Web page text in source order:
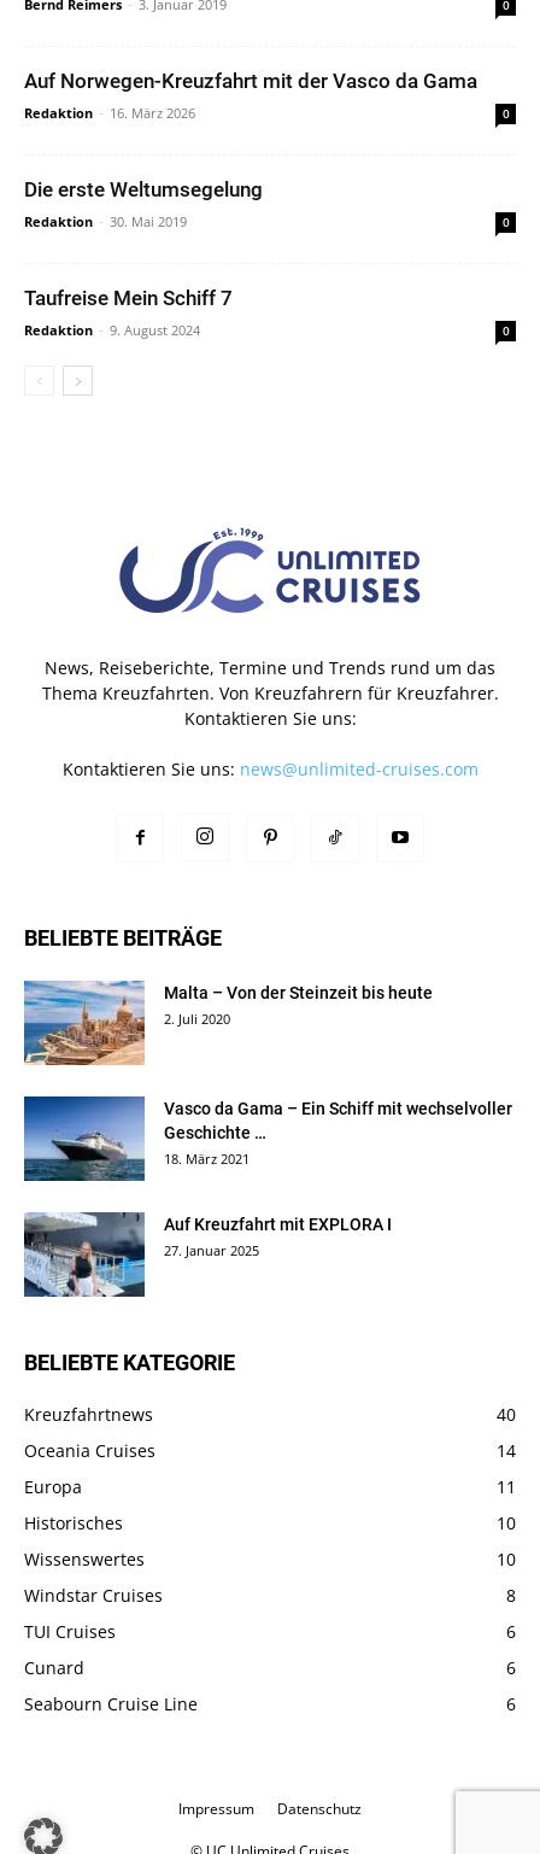
Bernd Reimers - 3. Januar 2019 0
Auf Norwegen-Kreuzfahrt mit der Vasco da Gama
Redaktion - 16. März 2026 0
Die erste Weltumsegelung
Redaktion - 30. Mai 2019 0
Taufreise Mein Schiff 7
Redaktion - 9. August 2024 0
News, Reiseberichte, Termine und Trends rund um das
Thema Kreuzfahrten. Von Kreuzfahrern für Kreuzfahrer.
Kontaktieren Sie uns:
Kontaktieren Sie uns: news@unlimited-cruises.com
BELIEBTE BEITRÄGE
Malta – Von der Steinzeit bis heute
2. Juli 2020
Vasco da Gama – Ein Schiff mit wechselvoller
Geschichte …
18. März 2021
Auf Kreuzfahrt mit EXPLORA I
27. Januar 2025
BELIEBTE KATEGORIE
Kreuzfahrtnews
40
Oceania Cruises
14
Europa
11
Historisches
10
Wissenswertes
10
Windstar Cruises
8
TUI Cruises
6
Cunard
6
Seabourn Cruise Line
6
Impressum Datenschutz